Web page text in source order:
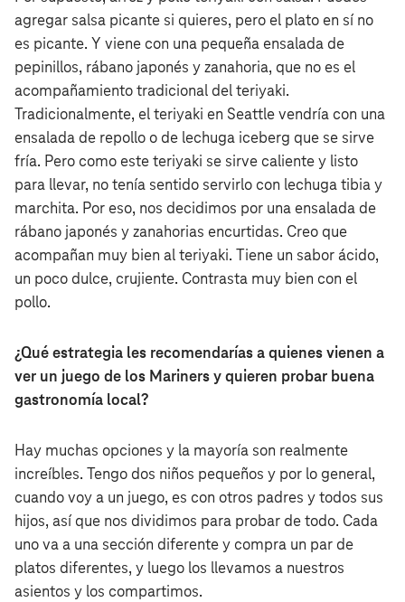
agregar salsa picante si quieres, pero el plato en sí no
es picante. Y viene con una pequeña ensalada de
pepinillos, rábano japonés y zanahoria, que no es el
acompañamiento tradicional del teriyaki.
Tradicionalmente, el teriyaki en Seattle vendría con una
ensalada de repollo o de lechuga iceberg que se sirve
fría. Pero como este teriyaki se sirve caliente y listo
para llevar, no tenía sentido servirlo con lechuga tibia y
marchita. Por eso, nos decidimos por una ensalada de
rábano japonés y zanahorias encurtidas. Creo que
acompañan muy bien al teriyaki. Tiene un sabor ácido,
un poco dulce, crujiente. Contrasta muy bien con el
pollo.
¿Qué estrategia les recomendarías a quienes vienen a
ver un juego de los Mariners y quieren probar buena
gastronomía local?
Hay muchas opciones y la mayoría son realmente
increíbles. Tengo dos niños pequeños y por lo general,
cuando voy a un juego, es con otros padres y todos sus
hijos, así que nos dividimos para probar de todo. Cada
uno va a una sección diferente y compra un par de
platos diferentes, y luego los llevamos a nuestros
asientos y los compartimos.